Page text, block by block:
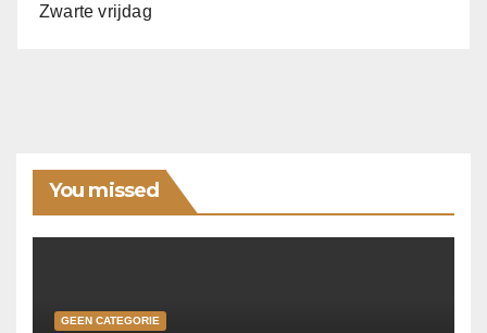
Zwarte vrijdag
You missed
GEEN CATEGORIE